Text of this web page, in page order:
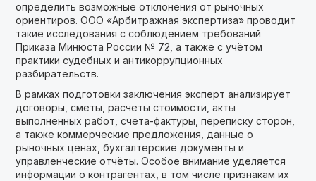
определить возможные отклонения от рыночных
ориентиров. ООО «Арбитражная экспертиза» проводит
такие исследования с соблюдением требований
Приказа Минюста России № 72, а также с учётом
практики судебных и антикоррупционных
разбирательств.
В рамках подготовки заключения эксперт анализирует
договоры, сметы, расчёты стоимости, акты
выполненных работ, счета-фактуры, переписку сторон,
а также коммерческие предложения, данные о
рыночных ценах, бухгалтерские документы и
управленческие отчёты. Особое внимание уделяется
информации о контрагентах, в том числе признакам их